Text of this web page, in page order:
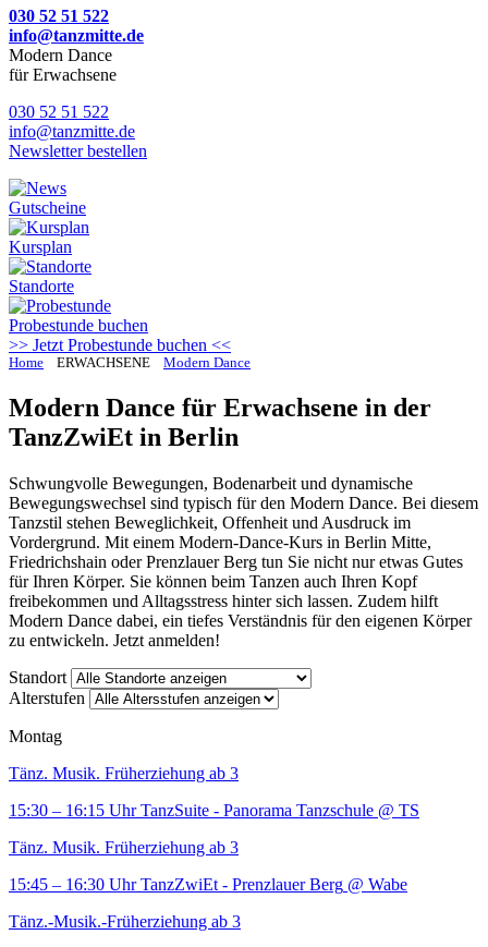
030 52 51 522
info@tanzmitte.de
Modern Dance
für Erwachsene
030 52 51 522
info@tanzmitte.de
Newsletter bestellen
Gutscheine
Kursplan
Standorte
Probestunde buchen
>> Jetzt Probestunde buchen <<
Home ERWACHSENE Modern Dance
Modern Dance für Erwachsene in der
TanzZwiEt in Berlin
Schwungvolle Bewegungen, Bodenarbeit und dynamische
Bewegungswechsel sind typisch für den Modern Dance. Bei diesem
Tanzstil stehen Beweglichkeit, Offenheit und Ausdruck im
Vordergrund. Mit einem Modern-Dance-Kurs in Berlin Mitte,
Friedrichshain oder Prenzlauer Berg tun Sie nicht nur etwas Gutes
für Ihren Körper. Sie können beim Tanzen auch Ihren Kopf
freibekommen und Alltagsstress hinter sich lassen. Zudem hilft
Modern Dance dabei, ein tiefes Verständnis für den eigenen Körper
zu entwickeln. Jetzt anmelden!
Standort
Alterstufen
Montag
Tänz. Musik. Früherziehung ab 3
15:30 – 16:15 Uhr TanzSuite - Panorama Tanzschule @ TS
Tänz. Musik. Früherziehung ab 3
15:45 – 16:30 Uhr TanzZwiEt - Prenzlauer Berg @ Wabe
Tänz.-Musik.-Früherziehung ab 3